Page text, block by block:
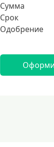
Сумма
Срок
Одобрение